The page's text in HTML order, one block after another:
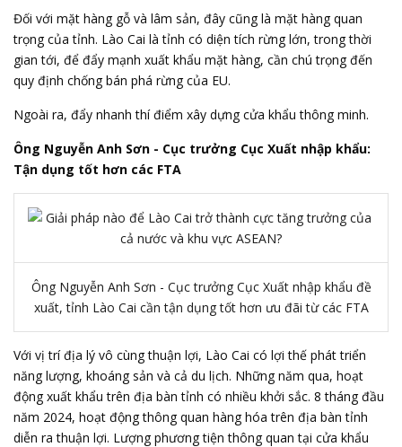
Đối với mặt hàng gỗ và lâm sản, đây cũng là mặt hàng quan
trọng của tỉnh. Lào Cai là tỉnh có diện tích rừng lớn, trong thời
gian tới, để đẩy mạnh xuất khẩu mặt hàng, cần chú trọng đến
quy định chống bán phá rừng của EU.
Ngoài ra, đẩy nhanh thí điểm xây dựng cửa khẩu thông minh.
Ông Nguyễn Anh Sơn - Cục trưởng Cục Xuất nhập khẩu:
Tận dụng tốt hơn các FTA
Ông Nguyễn Anh Sơn - Cục trưởng Cục Xuất nhập khẩu đề
xuất, tỉnh Lào Cai cần tận dụng tốt hơn ưu đãi từ các FTA
Với vị trí địa lý vô cùng thuận lợi, Lào Cai có lợi thế phát triển
năng lượng, khoáng sản và cả du lịch. Những năm qua, hoạt
động xuất khẩu trên địa bàn tỉnh có nhiều khởi sắc. 8 tháng đầu
năm 2024, hoạt động thông quan hàng hóa trên địa bàn tỉnh
diễn ra thuận lợi. Lượng phương tiện thông quan tại cửa khẩu